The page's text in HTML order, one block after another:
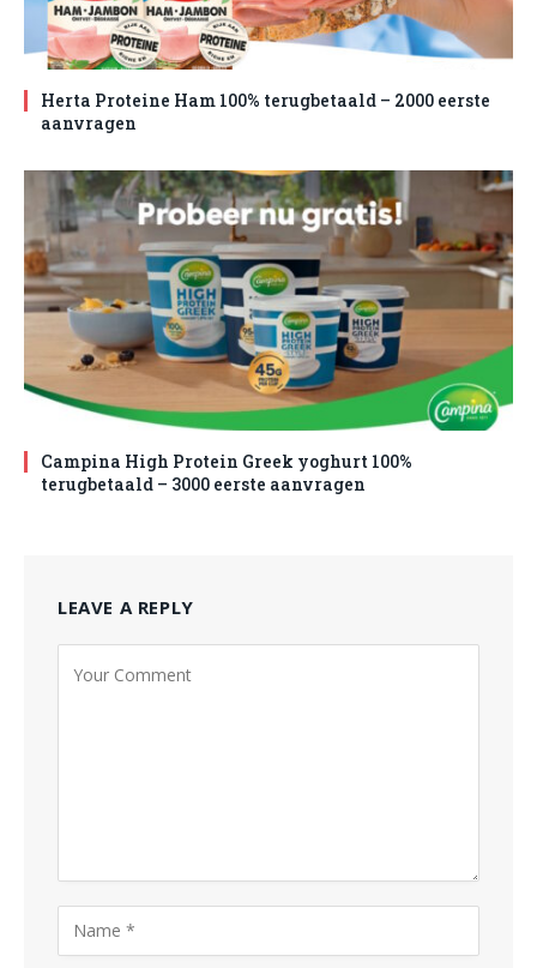
Herta Proteine Ham 100% terugbetaald – 2000 eerste
aanvragen
Campina High Protein Greek yoghurt 100%
terugbetaald – 3000 eerste aanvragen
LEAVE A REPLY